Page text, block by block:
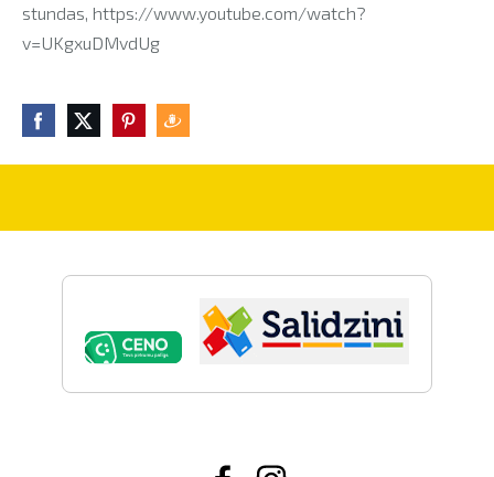
stundas, https://www.youtube.com/watch?
v=UKgxuDMvdUg